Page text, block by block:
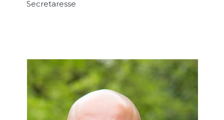
Secretaresse